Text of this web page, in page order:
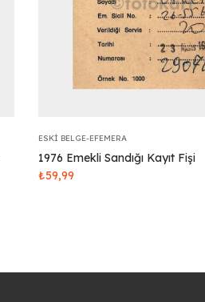
ESKI BELGE-EFEMERA
1976 Emekli Sandığı Kayıt Fişi
₺59,99